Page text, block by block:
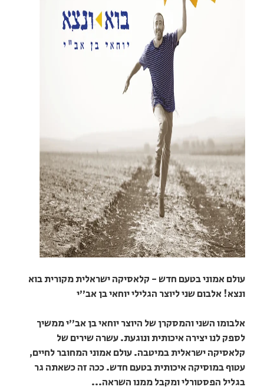
עולם אמוני בטעם חדש - קלאסיקה ישראלית מקורית בוא
ונצא! אלבום שני ליוצר הגלילי יוחאי בן אב"י
אלבומו השני והמסקרן של היוצר יוחאי בן אב"י ממשיך
לספק לנו יצירה איכותית ונוגעת. עשרה שירים של
קלאסיקה ישראלית במיטבה. עולם אמוני המחובר לחיים,
עטוף במוסיקה איכותית בטעם חדש. ככה זה כשאתה גר
בגליל הפסטורלי ומקבל ממנו השראה...